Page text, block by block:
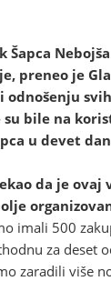
Šapca
preneo je
odnošenju
bile na
u devet
da je ovaj
imali 500
za deset
zaradili više